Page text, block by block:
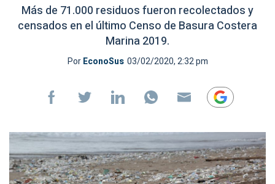
Más de 71.000 residuos fueron recolectados y
censados en el último Censo de Basura Costera
Marina 2019.
PorEconoSus 03/02/2020, 2:32 pm